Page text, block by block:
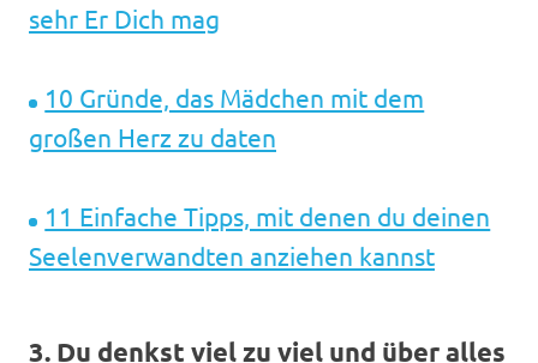
sehr Er Dich mag
10 Gründe, das Mädchen mit dem
großen Herz zu daten
11 Einfache Tipps, mit denen du deinen
Seelenverwandten anziehen kannst
3. Du denkst viel zu viel und über alles